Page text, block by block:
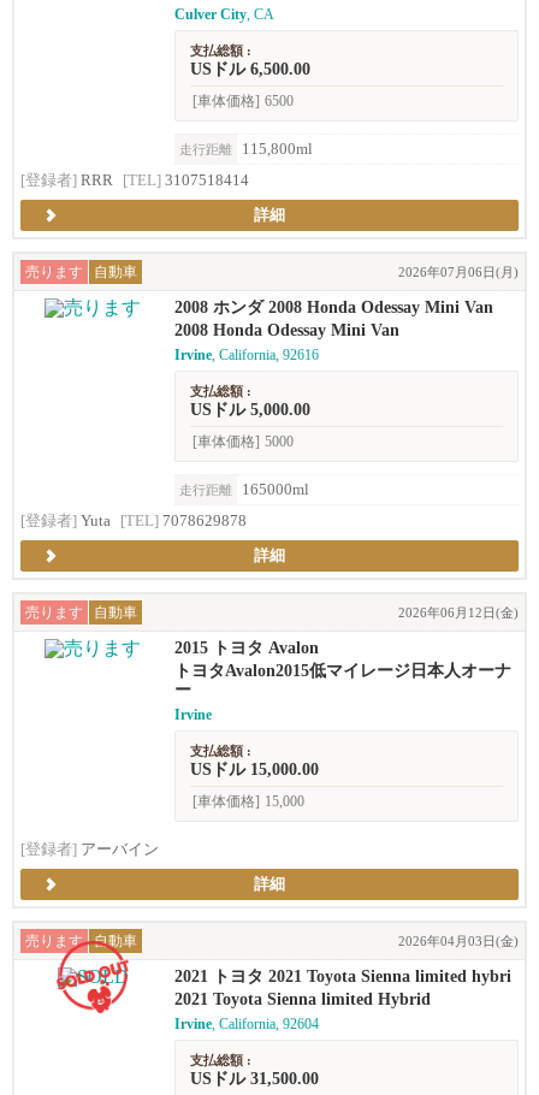
Culver City, CA
支払総額 :
USドル 6,500.00
[車体価格] 6500
走行距離
115,800ml
[登録者] RRR [TEL] 3107518414
詳細
売ります 自動車 2026年07月06日(月)
2008 ホンダ 2008 Honda Odessay Mini Van
2008 Honda Odessay Mini Van
Irvine, California, 92616
支払総額 :
USドル 5,000.00
[車体価格] 5000
走行距離
165000ml
[登録者] Yuta [TEL] 7078629878
詳細
売ります 自動車 2026年06月12日(金)
2015 トヨタ Avalon
トヨタAvalon2015低マイレージ日本人オーナ
ー
Irvine
支払総額 :
USドル 15,000.00
[車体価格] 15,000
[登録者] アーバイン
詳細
売ります 自動車 2026年04月03日(金)
2021 トヨタ 2021 Toyota Sienna limited hybri
d
2021 Toyota Sienna limited Hybrid
Irvine, California, 92604
支払総額 :
USドル 31,500.00